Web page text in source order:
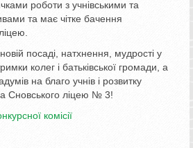
роботи з учнівськими та
та має чітке бачення
посаді, натхнення, мудрості у
колег і батьківської громади, а
на благо учнів і розвитку
Сновського ліцею № 3!
комісії